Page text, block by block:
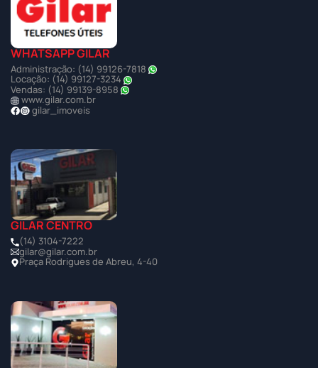
WHATSAPP GILAR
Administração: (14) 99126-7818
Locação: (14) 99127-3234
Vendas: (14) 99139-8958
www.gilar.com.br
gilar_imoveis
GILAR CENTRO
(14) 3104-7222
gilar@gilar.com.br
Praça Rodrigues de Abreu, 4-40